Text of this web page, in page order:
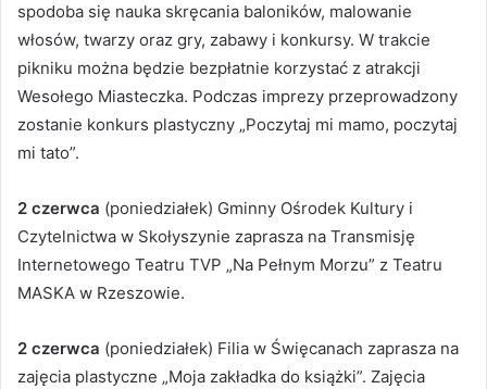
spodoba się nauka skręcania baloników, malowanie
włosów, twarzy oraz gry, zabawy i konkursy. W trakcie
pikniku można będzie bezpłatnie korzystać z atrakcji
Wesołego Miasteczka. Podczas imprezy przeprowadzony
zostanie konkurs plastyczny „Poczytaj mi mamo, poczytaj
mi tato”.
2 czerwca (poniedziałek) Gminny Ośrodek Kultury i
Czytelnictwa w Skołyszynie zaprasza na Transmisję
Internetowego Teatru TVP „Na Pełnym Morzu” z Teatru
MASKA w Rzeszowie.
2 czerwca (poniedziałek) Filia w Święcanach zaprasza na
zajęcia plastyczne „Moja zakładka do książki”. Zajęcia